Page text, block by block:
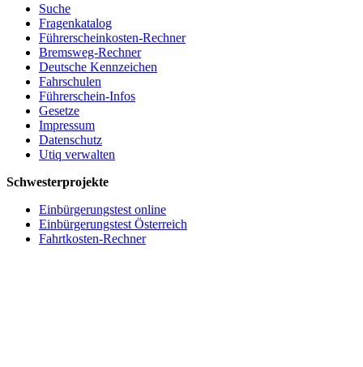
Suche
Fragenkatalog
Führerscheinkosten-Rechner
Bremsweg-Rechner
Deutsche Kennzeichen
Fahrschulen
Führerschein-Infos
Gesetze
Impressum
Datenschutz
Utiq verwalten
Schwesterprojekte
Einbürgerungstest online
Einbürgerungstest Österreich
Fahrtkosten-Rechner